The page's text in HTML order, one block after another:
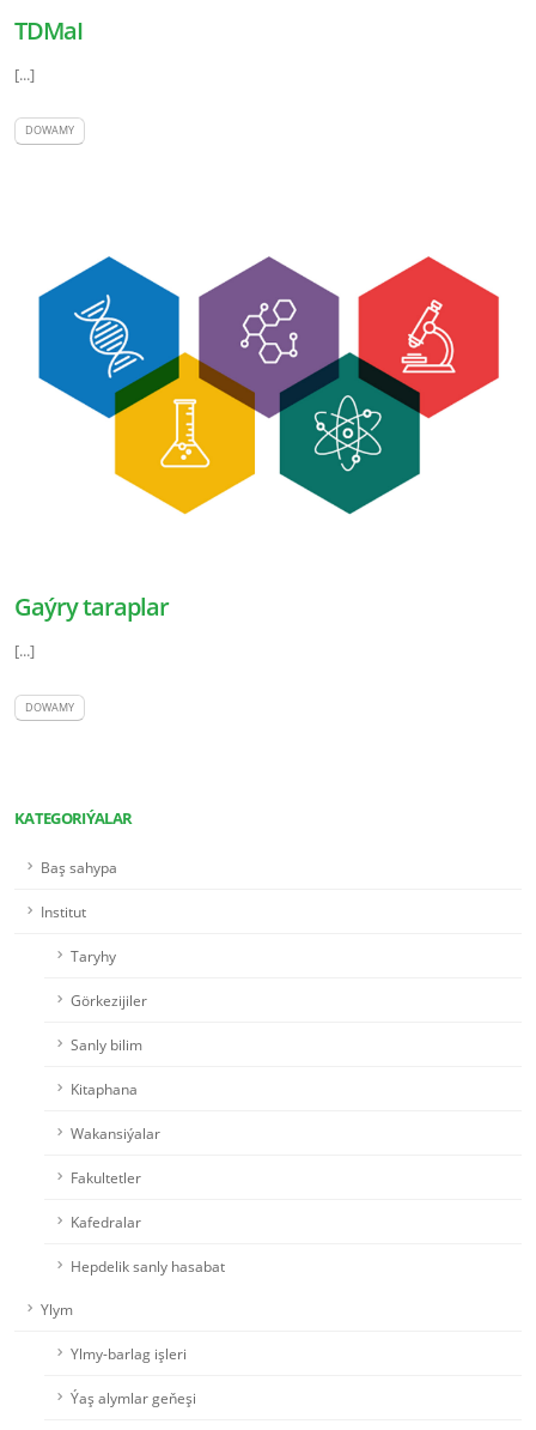
TDMaI
[...]
DOWAMY
Gaýry taraplar
[...]
DOWAMY
KATEGORIÝALAR
Baş sahypa
Institut
Taryhy
Görkezijiler
Sanly bilim
Kitaphana
Wakansiýalar
Fakultetler
Kafedralar
Hepdelik sanly hasabat
Ylym
Ylmy-barlag işleri
Ýaş alymlar geňeşi